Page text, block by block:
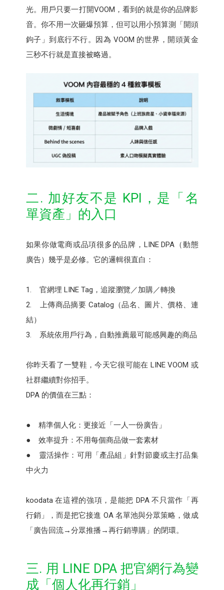
光。用戶只要一打開VOOM，看到的就是你的品牌影
音。你不用一次砸爆預算，但可以用小預算測「開頭
鉤子」到底行不行。因為 VOOM 的世界，開頭黃金
三秒不行就是直接被略過。
二. 加好友不是 KPI，是「名
單資產」的入口
如果你做電商或品項很多的品牌，LINE DPA（動態
廣告）幾乎是必修。它的邏輯很直白：
1. 官網埋 LINE Tag，追蹤瀏覽／加購／轉換
2. 上傳商品摘要 Catalog（品名、圖片、價格、連
結）
3. 系統依用戶行為，自動推薦最可能感興趣的商品
你昨天看了一雙鞋，今天它很可能在 LINE VOOM 或
社群繼續對你招手。
DPA 的價值在三點：
● 精準個人化：更接近「一人一份廣告」
● 效率提升：不用每個商品做一套素材
● 靈活操作：可用「產品組」針對節慶或主打品集
中火力
koodata 在這裡的強項，是能把 DPA 不只當作「再
行銷」，而是把它接進 OA 名單池與分眾策略，做成
「廣告回流→分眾推播→再行銷導購」的閉環。
三. 用 LINE DPA 把官網行為變
成「個人化再行銷」